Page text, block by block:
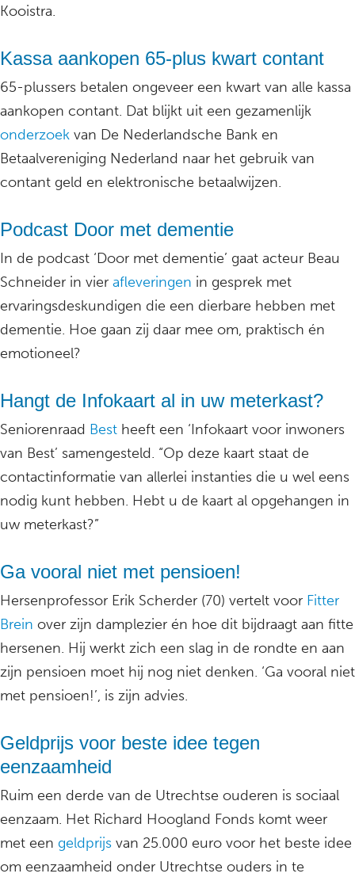
Kooistra.
Kassa aankopen 65-plus kwart contant
65-plussers betalen ongeveer een kwart van alle kassa
aankopen contant. Dat blijkt uit een gezamenlijk
onderzoek van De Nederlandsche Bank en
Betaalvereniging Nederland naar het gebruik van
contant geld en elektronische betaalwijzen.
Podcast Door met dementie
In de podcast ‘Door met dementie’ gaat acteur Beau
Schneider in vier afleveringen in gesprek met
ervaringsdeskundigen die een dierbare hebben met
dementie. Hoe gaan zij daar mee om, praktisch én
emotioneel?
Hangt de Infokaart al in uw meterkast?
Seniorenraad Best heeft een ‘Infokaart voor inwoners
van Best’ samengesteld. “Op deze kaart staat de
contactinformatie van allerlei instanties die u wel eens
nodig kunt hebben. Hebt u de kaart al opgehangen in
uw meterkast?”
Ga vooral niet met pensioen!
Hersenprofessor Erik Scherder (70) vertelt voor Fitter
Brein over zijn damplezier én hoe dit bijdraagt aan fitte
hersenen. Hij werkt zich een slag in de rondte en aan
zijn pensioen moet hij nog niet denken. ‘Ga vooral niet
met pensioen!’, is zijn advies.
Geldprijs voor beste idee tegen
eenzaamheid
Ruim een derde van de Utrechtse ouderen is sociaal
eenzaam. Het Richard Hoogland Fonds komt weer
met een geldprijs van 25.000 euro voor het beste idee
om eenzaamheid onder Utrechtse ouders in te